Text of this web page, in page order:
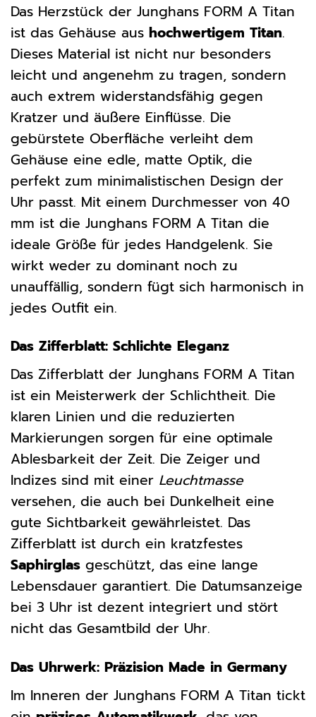
Das Herzstück der Junghans FORM A Titan
ist das Gehäuse aus hochwertigem Titan.
Dieses Material ist nicht nur besonders
leicht und angenehm zu tragen, sondern
auch extrem widerstandsfähig gegen
Kratzer und äußere Einflüsse. Die
gebürstete Oberfläche verleiht dem
Gehäuse eine edle, matte Optik, die
perfekt zum minimalistischen Design der
Uhr passt. Mit einem Durchmesser von 40
mm ist die Junghans FORM A Titan die
ideale Größe für jedes Handgelenk. Sie
wirkt weder zu dominant noch zu
unauffällig, sondern fügt sich harmonisch in
jedes Outfit ein.
Das Zifferblatt: Schlichte Eleganz
Das Zifferblatt der Junghans FORM A Titan
ist ein Meisterwerk der Schlichtheit. Die
klaren Linien und die reduzierten
Markierungen sorgen für eine optimale
Ablesbarkeit der Zeit. Die Zeiger und
Indizes sind mit einer Leuchtmasse
versehen, die auch bei Dunkelheit eine
gute Sichtbarkeit gewährleistet. Das
Zifferblatt ist durch ein kratzfestes
Saphirglas geschützt, das eine lange
Lebensdauer garantiert. Die Datumsanzeige
bei 3 Uhr ist dezent integriert und stört
nicht das Gesamtbild der Uhr.
Das Uhrwerk: Präzision Made in Germany
Im Inneren der Junghans FORM A Titan tickt